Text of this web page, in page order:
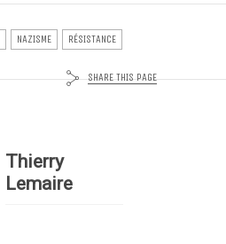
NAZISME
RÉSISTANCE
SHARE THIS PAGE
Thierry
Lemaire